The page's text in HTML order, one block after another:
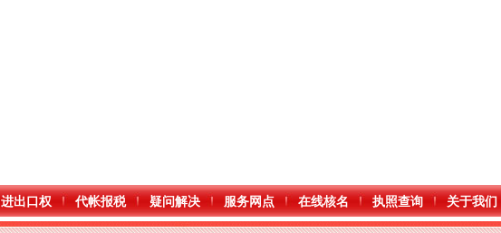
进出口权 代帐报税 疑问解决 服务网点 在线核名 执照查询 关于我们